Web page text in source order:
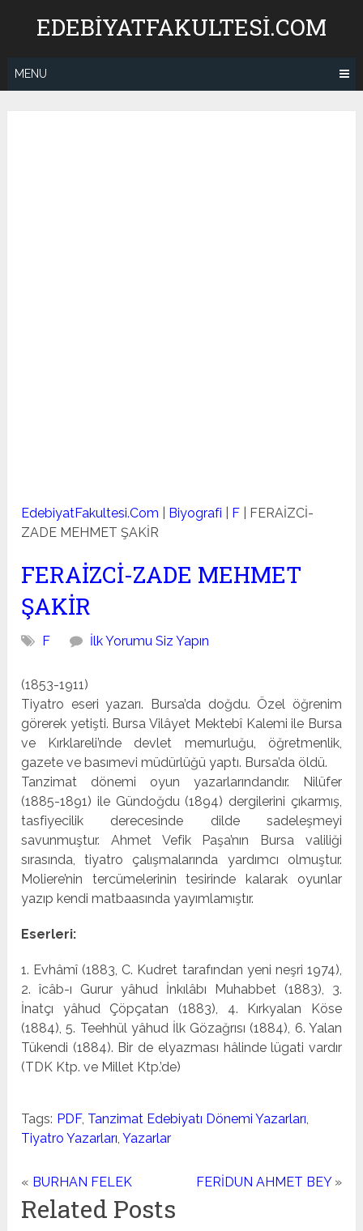
EDEBIYATFAKULTESI.COM
MENU
EdebiyatFakultesi.Com Biyografi F
FERAİZCİ-
ZADE MEHMET ŞAKİR
FERAİZCİ-ZADE MEHMET
ŞAKİR
F İlk Yorumu Siz Yapın
(1853-1911)
Tiyatro eseri yazarı. Bursa’da doğdu. Özel öğrenim
göre­rek yetişti. Bursa Vilâyet Mektebî Kalemi ile Bursa
ve Kırklareli’nde devlet memurluğu, öğretmenlik,
gazete ve bası­mevi müdürlüğü yaptı. Bursa’da öldü.
Tanzimat dönemi oyun yazarlarındandır. Nilüfer
(1885-1891) ile Gündoğdu (1894) dergilerini çıkarmış,
tasfiyecilik derecesinde dilde sadeleşmeyi
savunmuştur. Ahmet Vefik Paşa’nın Bursa valiliği
sırasında, tiyatro çalışmalarında yar­dımcı olmuştur.
Moliere’nin tercümelerinin tesirinde kala­rak oyunlar
yazıp kendi matbaasında yayımlamıştır.
Eserleri:
1. Evhâmî (1883, C. Kudret tarafından yeni neşri 1974),
2. îcâb-ı Gurur yâhud İnkılâbı Muhabbet (1883), 3.
İnatçı yâhud Çöpçatan (1883), 4. Kırkyalan Köse
(1884), 5. Teehhül yâhud İlk Gözağrısı (1884), 6. Yalan
Tükendi (1884). Bir de elyazması hâlinde lügati vardır
(TDK Ktp. ve Millet Ktp.’de)
Tags: PDF, Tanzimat Edebiyatı Dönemi Yazarları,
Tiyatro Yazarları,Yazarlar
« BURHAN FELEK FERİDUN AHMET BEY»
Related Posts